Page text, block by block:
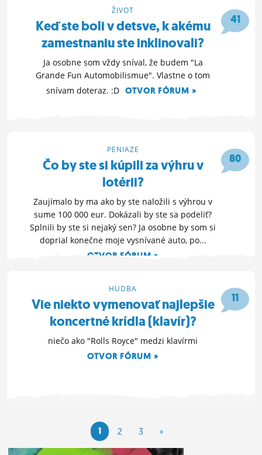
41
ŽIVOT
Keď ste boli v detsve, k akému
zamestnaniu ste inklinovali?
Ja osobne som vždy sníval, že budem "La
Grande Fun Automobilismue". Vlastne o tom
snívam doteraz. :D OTVOR FÓRUM »
80
PENIAZE
Čo by ste si kúpili za výhru v
lotérii?
Zaujímalo by ma ako by ste naložili s výhrou v
sume 100 000 eur. Dokázali by ste sa podeliť?
Splnili by ste si nejaký sen? Ja osobne by som si
doprial konečne moje vysnívané auto, po...
OTVOR FÓRUM »
11
HUDBA
Vie niekto vymenovať najlepšie
koncertné krídla (klavír)?
niečo ako "Rolls Royce" medzi klavírmi
OTVOR FÓRUM »
1 2 3 »